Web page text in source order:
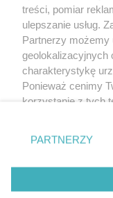
treści, pomiar
ulepszanie usług.
Partnerzy możemy
geolokalizacyjnych
charakterystykę
Ponieważ cenimy
korzystanie z tych
zmienić/wycofać
znajdujący się w
rodzaje
użytkownika, ale
przetwarzaniu.
PARTNERZY